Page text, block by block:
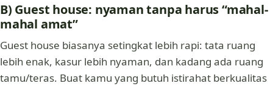
B) Guest house: nyaman tanpa harus “mahal-
mahal amat”
Guest house biasanya setingkat lebih rapi: tata ruang
lebih enak, kasur lebih nyaman, dan kadang ada ruang
tamu/teras. Buat kamu yang butuh istirahat berkualitas